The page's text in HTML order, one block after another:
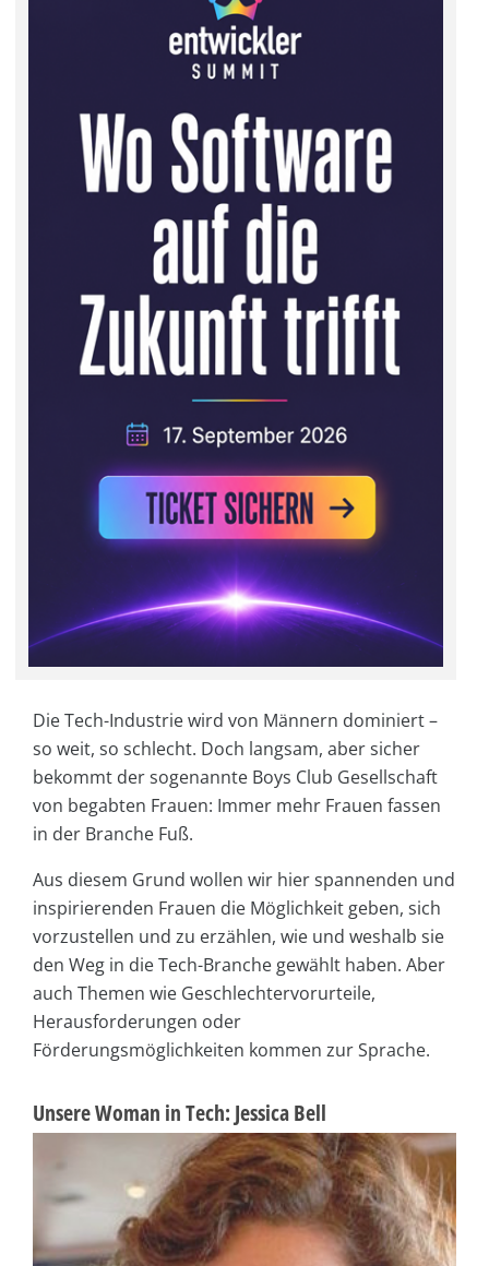
Die Tech-Industrie wird von Männern dominiert –
so weit, so schlecht. Doch langsam, aber sicher
bekommt der sogenannte Boys Club Gesellschaft
von begabten Frauen: Immer mehr Frauen fassen
in der Branche Fuß.
Aus diesem Grund wollen wir hier spannenden und
inspirierenden Frauen die Möglichkeit geben, sich
vorzustellen und zu erzählen, wie und weshalb sie
den Weg in die Tech-Branche gewählt haben. Aber
auch Themen wie Geschlechtervorurteile,
Herausforderungen oder
Förderungsmöglichkeiten kommen zur Sprache.
Unsere Woman in Tech: Jessica Bell